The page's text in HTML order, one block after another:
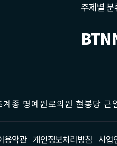
주제별 분
계종 명예원로의원 현봉당
용약관 개인정보처리방침 사업